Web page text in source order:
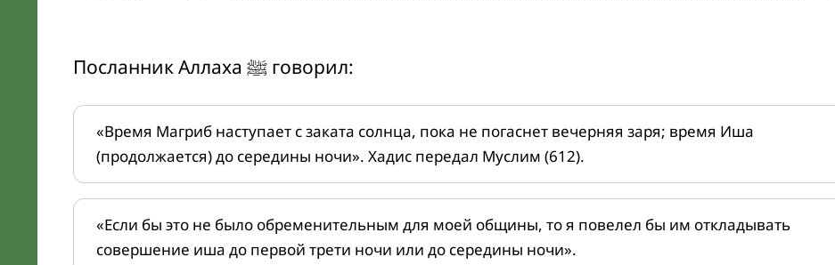
Посланник Аллаха ﷺ говорил:
«Время Магриб наступает с заката солнца, пока не погаснет вечерняя заря; время Иша
(продолжается) до середины ночи». Хадис передал Муслим (612).
«Если бы это не было обременительным для моей общины, то я повелел бы им откладывать
совершение иша до первой трети ночи или до середины ночи».